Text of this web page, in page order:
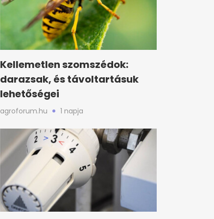
Kellemetlen szomszédok:
darazsak, és távoltartásuk
lehetőségei
agroforum.hu 1 napja